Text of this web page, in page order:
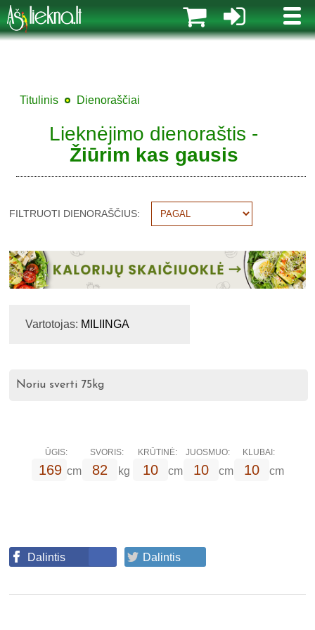
MENIU
Titulinis Dienoraščiai
Lieknėjimo dienoraštis -
Žiūrim kas gausis
FILTRUOTI DIENORAŠČIUS:
Vartotojas: MILIINGA
Noriu sverti 75kg
ŪGIS: SVORIS: KRŪTINĖ: JUOSMUO: KLUBAI:
169 cm 82 kg 10 cm 10 cm 10 cm
Dalintis Dalintis